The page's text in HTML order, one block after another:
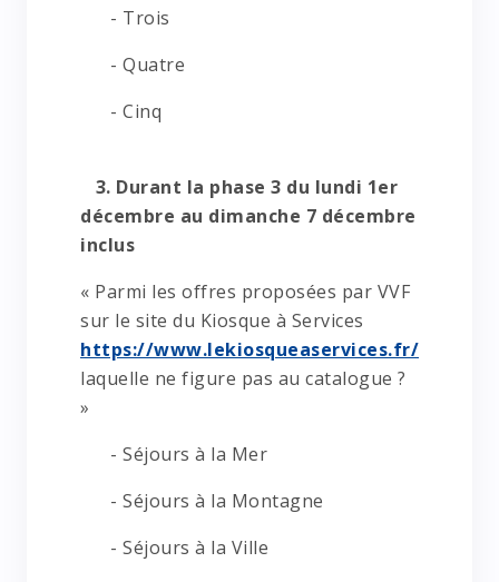
- Trois
- Quatre
- Cinq
3. Durant la phase 3 du lundi 1er
décembre au dimanche 7 décembre
inclus
« Parmi les offres proposées par VVF
sur le site du Kiosque à Services
https://www.lekiosqueaservices.fr/
laquelle ne figure pas au catalogue ?
»
- Séjours à la Mer
- Séjours à la Montagne
- Séjours à la Ville